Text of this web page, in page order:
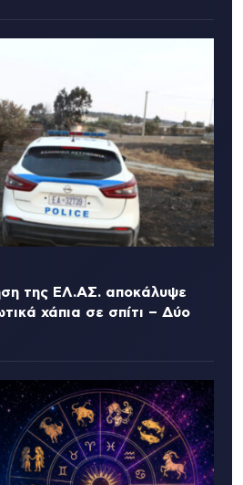
της ΕΛ.ΑΣ. αποκάλυψε
χάπια σε σπίτι – Δύο